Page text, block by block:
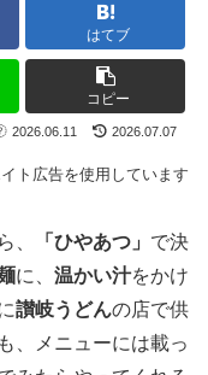
はてブ
コピー
2026.06.11 2026.07.07
ト広告を使用しています
、 「ひやあつ」 で決
に、 温かい汁をかけ
讃岐うどんの店で供
、メニューには載っ